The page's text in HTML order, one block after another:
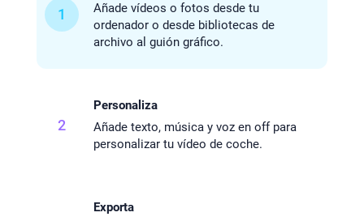
1
Añade vídeos o fotos desde tu
ordenador o desde bibliotecas de
archivo al guión gráfico.
2
Personaliza
Añade texto, música y voz en off para
personalizar tu vídeo de coche.
Exporta